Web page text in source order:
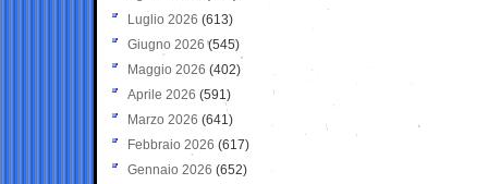
Luglio 2026 (613)
Giugno 2026 (545)
Maggio 2026 (402)
Aprile 2026 (591)
Marzo 2026 (641)
Febbraio 2026 (617)
Gennaio 2026 (652)